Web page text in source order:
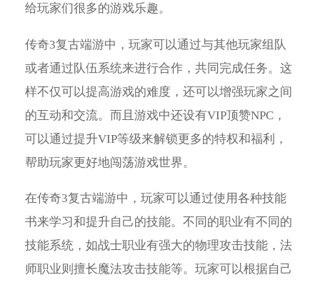
给玩家们很多的游戏乐趣。
传奇3复古端游中，玩家可以通过与其他玩家组队
或者通过队伍系统来进行合作，共同完成任务。这
样不仅可以提高游戏的难度，还可以增强玩家之间
的互动和交流。而且游戏中还设有VIP顶赞NPC，
可以通过提升VIP等级来解锁更多的特权和福利，
帮助玩家更好地闯荡游戏世界。
在传奇3复古端游中，玩家可以通过使用各种技能
书来学习和提升自己的技能。不同的职业有不同的
技能系统，如战士职业有强大的物理攻击技能，法
师职业则擅长魔法攻击技能等。玩家可以根据自己